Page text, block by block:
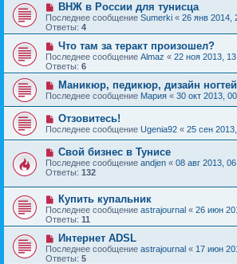
ВНЖ в России для тунисца
Последнее сообщение Sumerki « 26 янв 2014,
Ответы: 4
Что там за теракт произошел?
Последнее сообщение Almaz « 22 ноя 2013,
Ответы: 6
Маникюр, педикюр, дизайн ногтей
Последнее сообщение Мария « 30 окт 2013,
Отзовитесь!
Последнее сообщение Ugenia92 « 25 сен
Свой бизнес в Тунисе
Последнее сообщение andjen « 08 авг 2013,
Ответы: 132
Купить купальник
Последнее сообщение astrajournal « 26 июн
Ответы: 11
Интернет ADSL
Последнее сообщение astrajournal « 17 июн
Ответы: 5